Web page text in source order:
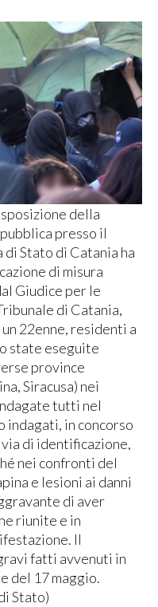
della
presso il
Stato di Catania ha
di misura
Giudice per le
di Catania,
22enne, residenti a
state eseguite
province
Siracusa) nei
tutti nel
indagati, in concorso
di identificazione,
nei confronti del
e lesioni ai danni
di aver
riunite e in
Il
fatti avvenuti in
del 17 maggio.
Stato)